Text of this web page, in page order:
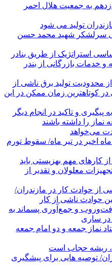
به جمعیت هلال احمر
تولید می شود
سرلشکر شهید محمد حسن
استراتژیک از طریق بنادر
و خدمات بازرگانی از بندر
محدودیت تولید برق ناشی از
کوتاهترین زمان ممکن در این
پیگیری و تاکید در انجام دیگر
نماز را داشته باشند
می‌خواهد
ثبت کمترین تورم ماهانه ۱۶ ماه اخیر در تیر ماه/ سقوط تورم
کارهای مهم بهزیستی باید
معلولان و تقدیر از
ناشی از حوادث كار در مازندران/
رفت‌وروب و جمع‌آوری پسماند به
۱۲ شهید ستاد نماز جمعه و دو امام جمعه
ریشه حجاب است
مازندران/ توصيه هايی برای پيشگيری